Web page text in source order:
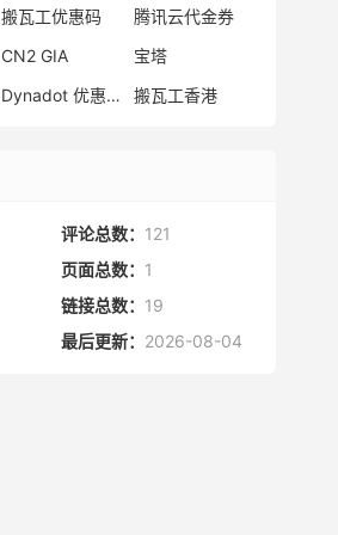
搬瓦工优惠码
腾讯云代金券
CN2 GIA
宝塔
Dynadot 优惠码 搬瓦工香港
评论总数： 121
页面总数： 1
链接总数： 19
最后更新： 2026-08-04